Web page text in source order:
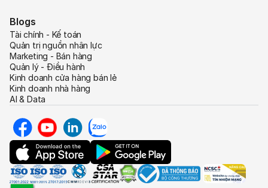
Blogs
Tài chính - Kế toán
Quản trị nguồn nhân lực
Marketing - Bán hàng
Quản lý - Điều hành
Kinh doanh cửa hàng bán lẻ
Kinh doanh nhà hàng
AI & Data